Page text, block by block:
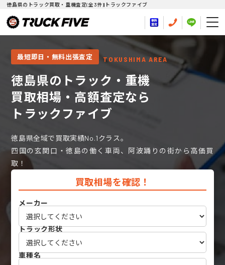
徳島県のトラック買取・重機査定(全3件)|トラックファイブ
最短即日・無料出張査定 TOKUSHIMA AREA
徳島県のトラック・重機
買取相場・高額査定なら
トラックファイブ
徳島県全域で買取実績No.1クラス。
四国の玄関口・徳島の働く車両、阿波踊りの街から高価買
取！
買取相場を確認！
メーカー
トラック形状
車種名